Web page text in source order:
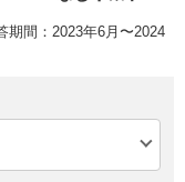
期間：2023年6月〜2024